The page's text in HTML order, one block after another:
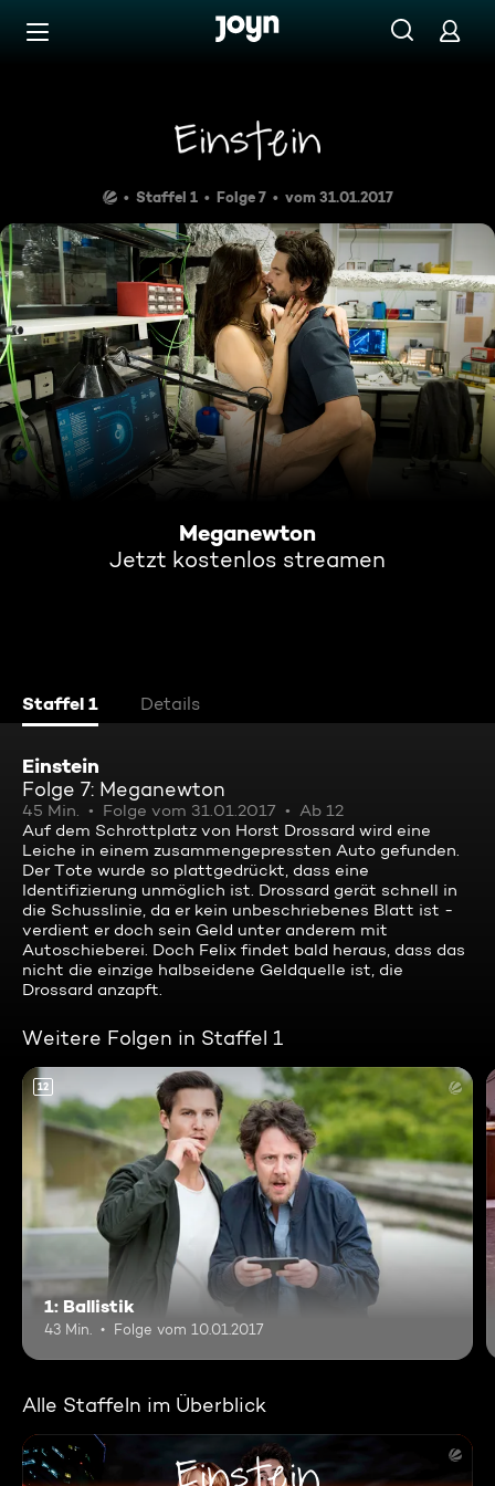
Zum Inhalt springen
Meganewton
Staffel 1 Folge 7 vom 31.01.2017
Meganewton
Jetzt kostenlos streamen
Staffel 1 Details
Einstein
Folge 7: Meganewton
45 Min. Folge vom 31.01.2017
Ab 12
Auf dem Schrottplatz von Horst Drossard wird eine
Leiche in einem zusammengepressten Auto gefunden.
Der Tote wurde so plattgedrückt, dass eine
Identifizierung unmöglich ist. Drossard gerät schnell in
die Schusslinie, da er kein unbeschriebenes Blatt ist -
verdient er doch sein Geld unter anderem mit
Autoschieberei. Doch Felix findet bald heraus, dass das
nicht die einzige halbseidene Geldquelle ist, die
Drossard anzapft.
Weitere Folgen in Staffel 1
12
1: Ballistik
43 Min. Folge vom 10.01.2017
Alle Staffeln im Überblick